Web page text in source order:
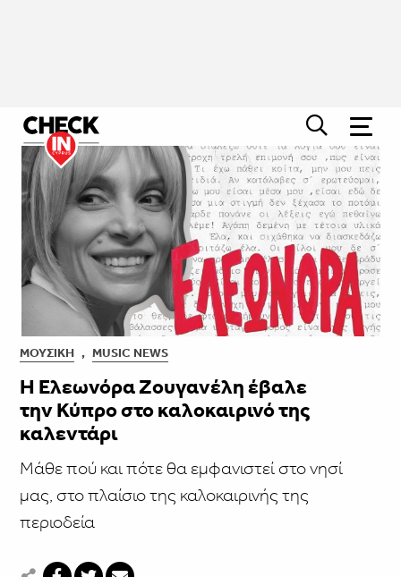
ΜΟΥΣΙΚΉ , MUSIC NEWS
H Ελεωνόρα Ζουγανέλη έβαλε
την Κύπρο στο καλοκαιρινό της
καλεντάρι
Μάθε πού και πότε θα εμφανιστεί στο νησί
μας, στο πλαίσιο της καλοκαιρινής της
περιοδεία